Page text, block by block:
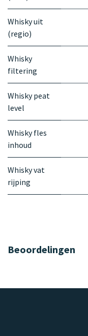
Whisky uit
(regio)
Whisky
filtering
Whisky peat
level
Whisky fles
inhoud
Whisky vat
rijping
Beoordelingen